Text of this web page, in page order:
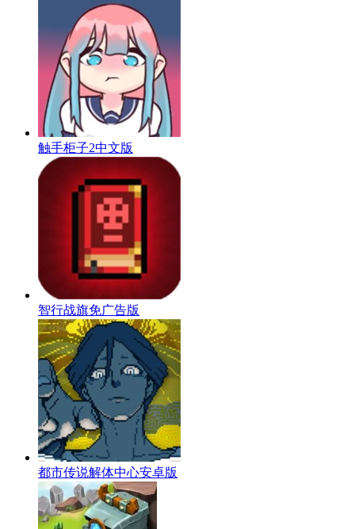
触手柜子2中文版
智行战旗免广告版
都市传说解体中心安卓版